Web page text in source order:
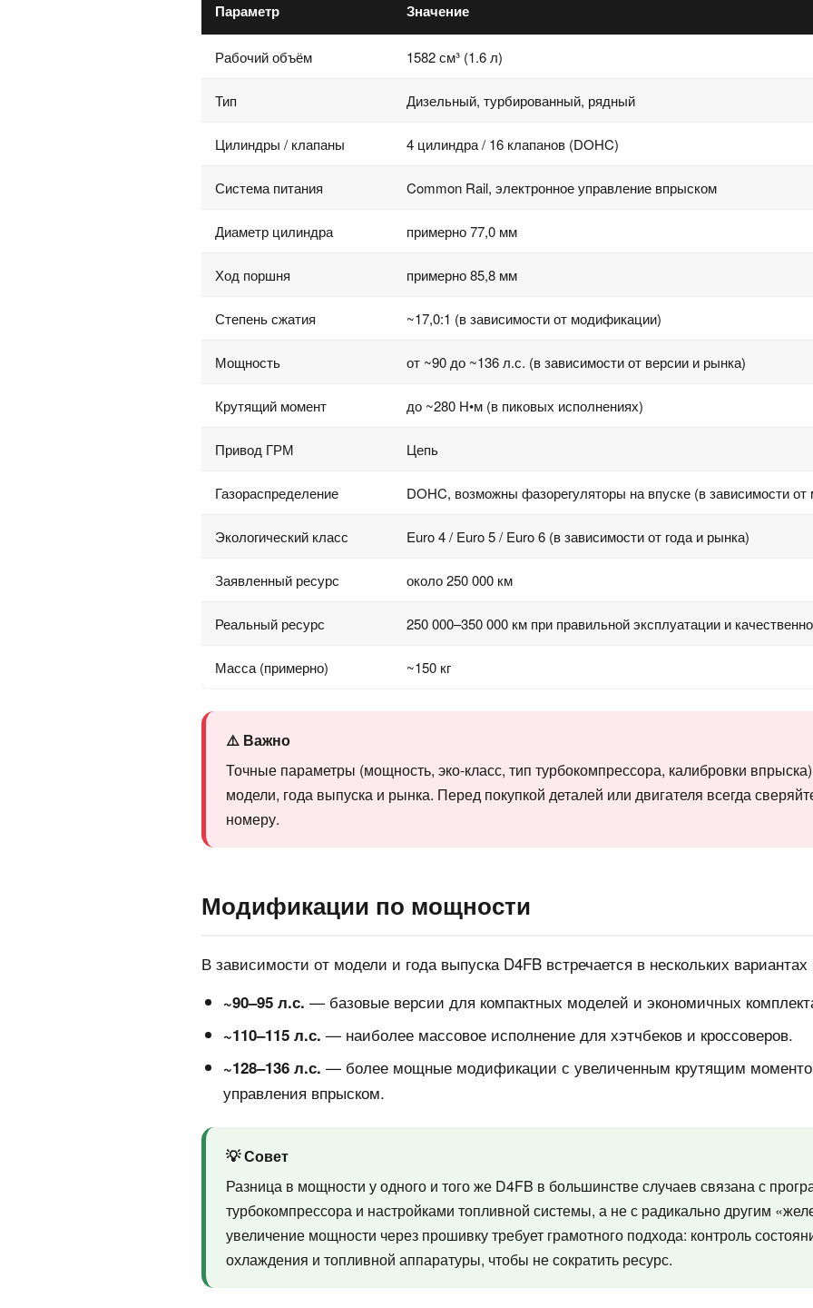
Параметр Значение
Рабочий объём 1582 см³ (1.6 л)
Тип Дизельный, турбированный, рядный
Цилиндры / клапаны 4 цилиндра / 16 клапанов (DOHC)
Система питания Common Rail, электронное управление впрыском
Диаметр цилиндра примерно 77,0 мм
Ход поршня примерно 85,8 мм
Степень сжатия ~17,0:1 (в зависимости от модификации)
Мощность от ~90 до ~136 л.с. (в зависимости от версии и рынка)
Крутящий момент до ~280 Н•м (в пиковых исполнениях)
Привод ГРМ Цепь
Газораспределение DOHC, возможны фазорегуляторы на впуске (в зависимости
Экологический класс Euro 4 / Euro 5 / Euro 6 (в зависимости от года и рынка)
Заявленный ресурс около 250 000 км
Реальный ресурс 250 000–350 000 км при правильной эксплуатации и
Масса (примерно) ~150 кг
⚠️ Важно
Точные параметры (мощность, эко-класс, тип турбокомпрессора, калибровки впрыска)
модели, года выпуска и рынка. Перед покупкой деталей или двигателя всегда
номеру.
Модификации по мощности
В зависимости от модели и года выпуска D4FB встречается в нескольких
~90–95 л.с. — базовые версии для компактных моделей и экономичных
~110–115 л.с. — наиболее массовое исполнение для хэтчбеков и кроссоверов.
~128–136 л.с. — более мощные модификации с увеличенным крутящим
управления впрыском.
💡 Совет
Разница в мощности у одного и того же D4FB в большинстве случаев связана с
турбокомпрессора и настройками топливной системы, а не с радикально другим
увеличение мощности через прошивку требует грамотного подхода: контроль
охлаждения и топливной аппаратуры, чтобы не сократить ресурс.